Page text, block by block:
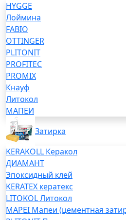
HYGGE
Лоймина
FABIO
OTTINGER
PLITONIT
PROFITEC
PROMIX
Кнауф
Литокол
МАПЕИ
Затирка
KERAKOLL Керакол
ДИАМАНТ
Эпоксидный клей
KERATEX кератекс
LITOKOL Литокол
MAPEI Мапеи (цементная